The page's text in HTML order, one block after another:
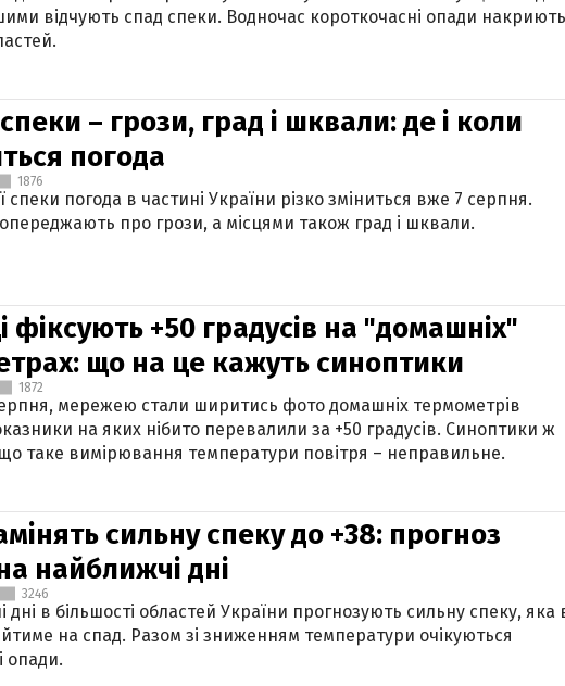
відчують спад спеки. Водночас короткочасні опади накриють
– грози, град і шквали: де і коли
погода
1876
спеки погода в частині України різко зміниться вже 7 серпня.
про грози, а місцями також град і шквали.
фіксують +50 градусів на "домашніх"
що на це кажуть синоптики
1872
мережею стали ширитись фото домашніх термометрів
на яких нібито перевалили за +50 градусів. Синоптики ж
таке вимірювання температури повітря – неправильне.
сильну спеку до +38: прогноз
найближчі дні
3246
дні в більшості областей України прогнозують сильну спеку, яка
на спад. Разом зі зниженням температури очікуються
опади.